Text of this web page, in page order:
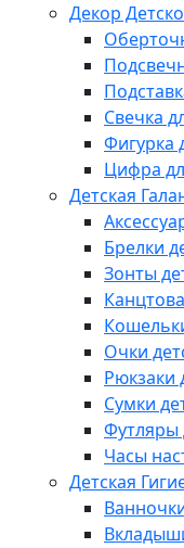
Декор
Свечка
Фигурка
Цифра
Детская
Брелки
Зонты
Очки
Рюкзаки
Сумки
Футляры
Часы
Детская